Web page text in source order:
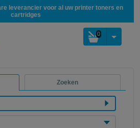
leverancier voor al uw printer toners en
cartridges
0
Zoeken